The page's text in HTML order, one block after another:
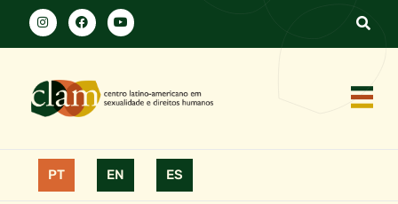
PT EN ES